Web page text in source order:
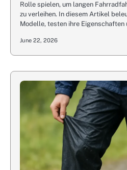
Rolle spielen, um langen
zu verleihen. In diesem Artikel
Modelle, testen ihre Eigenschaften
June 22, 2026